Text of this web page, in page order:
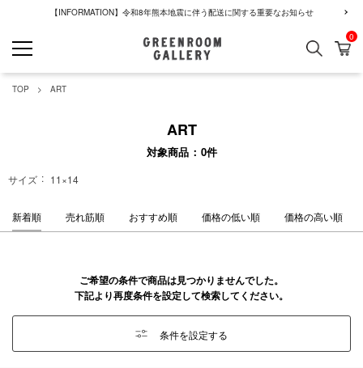
【INFORMATION】令和8年熊本地震に伴う配送に関する重要なお知らせ
検索 カ
0
TOP ART
ART
対象商品 0件
サイズ 11×14
新着順 売れ筋順 おすすめ順 価格の低い順 価格の高い順
ご希望の条件で商品は見つかりませんでした。
下記より再度条件を設定して検索してください。
条件を設定する